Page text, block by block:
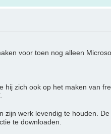
voor toen nog alleen
hij zich ook op het maken van
zijn werk levendig te houden.
te downloaden.